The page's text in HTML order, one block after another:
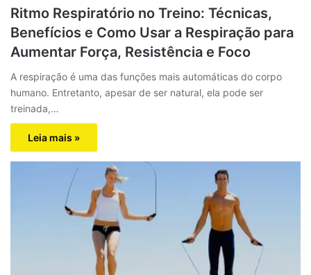
Ritmo Respiratório no Treino: Técnicas,
Benefícios e Como Usar a Respiração para
Aumentar Força, Resistência e Foco
A respiração é uma das funções mais automáticas do corpo
humano. Entretanto, apesar de ser natural, ela pode ser
treinada,…
Leia mais »